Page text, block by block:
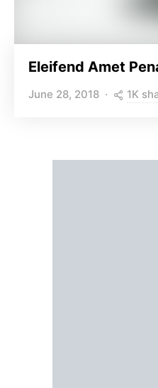
Eleifend Amet
June 28, 2018 1K